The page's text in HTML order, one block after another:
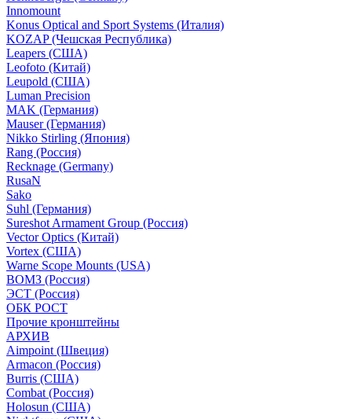
Innomount
Konus Optical and Sport Systems (Италия)
KOZAP (Чешская Республика)
Leapers (США)
Leofoto (Китай)
Leupold (США)
Luman Precision
MAK (Германия)
Mauser (Германия)
Nikko Stirling (Япония)
Rang (Россия)
Recknage (Germany)
RusaN
Sako
Suhl (Германия)
Sureshot Armament Group (Россия)
Vector Optics (Китай)
Vortex (США)
Warne Scope Mounts (USA)
ВОМЗ (Россия)
ЭСТ (Россия)
ОБК РОСТ
Прочие кронштейны
АРХИВ
Aimpoint (Швеция)
Armacon (Россия)
Burris (США)
Combat (Россия)
Holosun (США)